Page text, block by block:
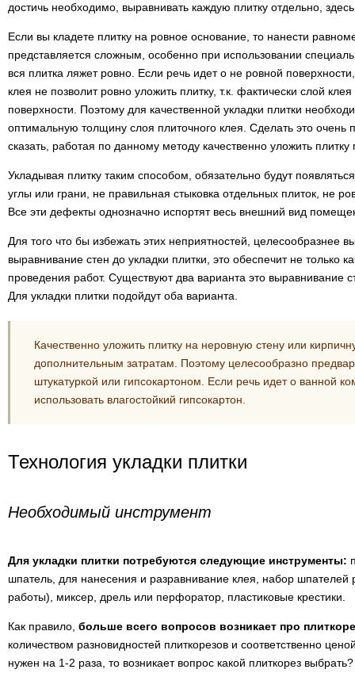
достичь необходимо, выравнивать каждую плитку отдельно,
Если вы кладете плитку на ровное основание, то нанести
представляется сложным, особенно при использовании
вся плитка ляжет ровно. Если речь идет о не ровной
клея не позволит ровно уложить плитку, т.к. фактически слой
поверхности. Поэтому для качественной укладки плитки
оптимальную толщину слоя плиточного клея. Сделать это очень
сказать, работая по данному методу качественно уложить
Укладывая плитку таким способом, обязательно будут
углы или грани, не правильная стыковка отдельных плиток, не
Все эти дефекты однозначно испортят весь внешний вид
Для того что бы избежать этих неприятностей, целесообразнее
выравнивание стен до укладки плитки, это обеспечит не только
проведения работ. Существуют два варианта это выравнивание
Для укладки плитки подойдут оба варианта.
Качественно уложить плитку на неровную стену или
дополнительным затратам. Поэтому целесообразно
штукатуркой или гипсокартоном. Если речь идет о ванной
использовать влагостойкий гипсокартон.
Технология укладки плитки
Необходимый инструмент
Для укладки плитки потребуются следующие инструменты:
шпатель, для нанесения и разравнивание клея, набор шпателей
работы), миксер, дрель или перфоратор, пластиковые крестики.
Как правило, больше всего вопросов возникает про
количеством разновидностей плиткорезов и соответственно
нужен на 1-2 раза, то возникает вопрос какой плиткорез выбрать?